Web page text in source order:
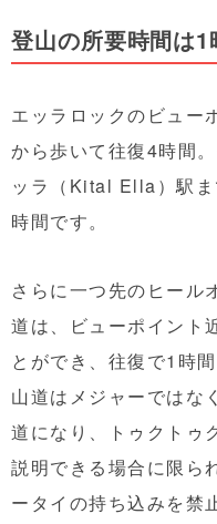
登山の所要時間は
エッラロックのビュー
から歩いて往復4時間
ッラ（Kital Ella）駅
時間です。
さらに一つ先のヒール
道は、ビューポイント
とができ、往復で1時
山道はメジャーではな
道になり、トゥクトゥ
説明できる場合に限ら
ータイの持ち込みを禁